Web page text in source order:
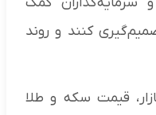
کنند و روند
قیمت سکه و طلا